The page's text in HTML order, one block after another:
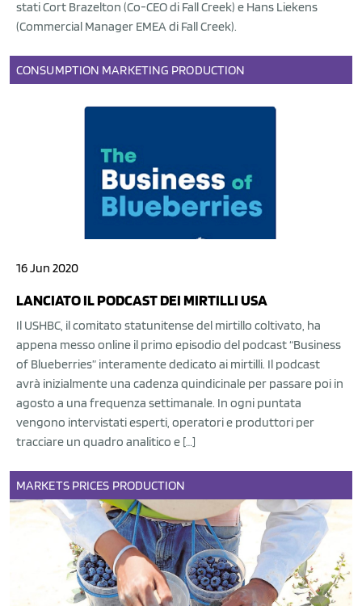
stati Cort Brazelton (Co-CEO di Fall Creek) e Hans Liekens
(Commercial Manager EMEA di Fall Creek).
CONSUMPTION MARKETING PRODUCTION
16 Jun 2020
LANCIATO IL PODCAST DEI MIRTILLI USA
Il USHBC, il comitato statunitense del mirtillo coltivato, ha
appena messo online il primo episodio del podcast “Business
of Blueberries” interamente dedicato ai mirtilli. Il podcast
avrà inizialmente una cadenza quindicinale per passare poi in
agosto a una frequenza settimanale. In ogni puntata
vengono intervistati esperti, operatori e produttori per
tracciare un quadro analitico e […]
MARKETS PRICES PRODUCTION